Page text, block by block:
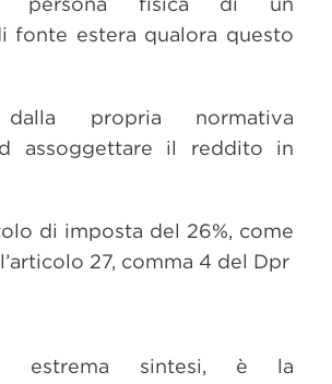
fonte estera qualora questo
propria normativa
assoggettare il reddito in
di imposta del 26%, come
27, comma 4 del Dpr
estrema sintesi, è la